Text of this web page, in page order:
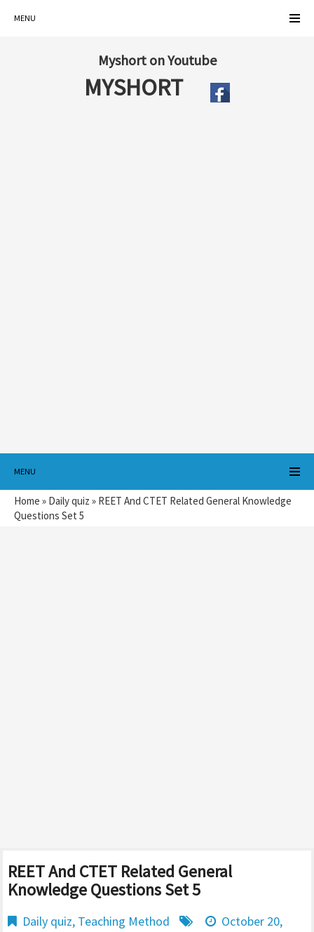
MENU
Myshort on Youtube
MYSHORT
MENU
Home » Daily quiz » REET And CTET Related General Knowledge
Questions Set 5
REET And CTET Related General
Knowledge Questions Set 5
Daily quiz, Teaching Method
October 20,